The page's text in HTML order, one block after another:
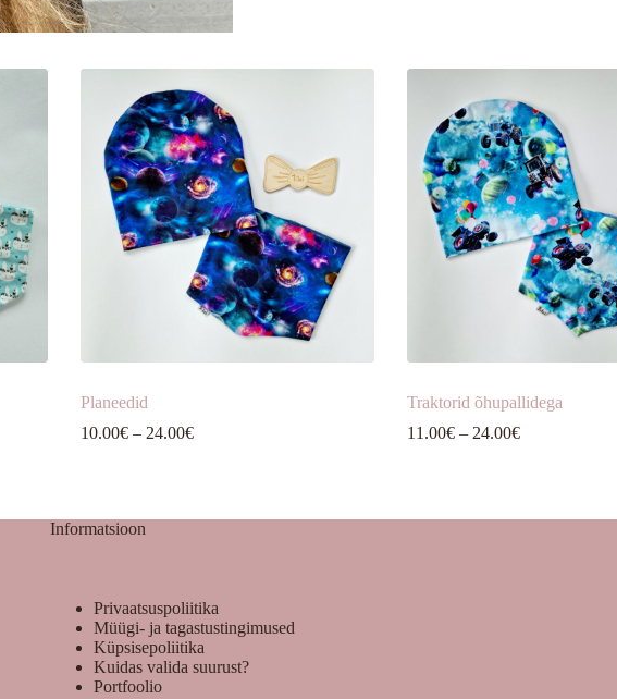
Planeedid
10.00€ – 24.00€Hinnavahemik:
Traktorid õhupallidega
11.00€ – 24.00€Hinnavahemik:
Informatsioon
Privaatsuspoliitika
Müügi- ja tagastustingimused
Küpsisepoliitika
Kuidas valida suurust?
Portfoolio